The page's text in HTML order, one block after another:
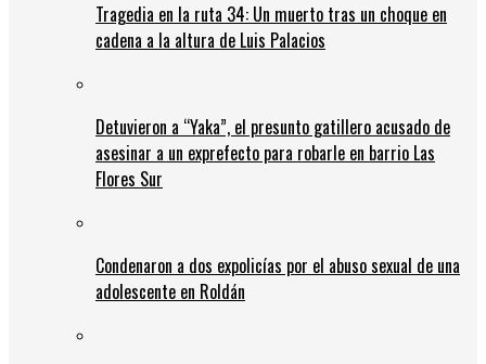
Tragedia en la ruta 34: Un muerto tras un choque en
cadena a la altura de Luis Palacios
Detuvieron a “Yaka”, el presunto gatillero acusado de
asesinar a un exprefecto para robarle en barrio Las
Flores Sur
Condenaron a dos expolicías por el abuso sexual de una
adolescente en Roldán